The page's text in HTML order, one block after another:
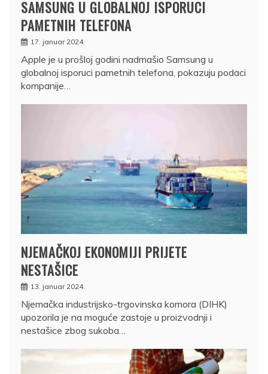
SAMSUNG U GLOBALNOJ ISPORUCI
PAMETNIH TELEFONA
17. januar 2024.
Apple je u prošloj godini nadmašio Samsung u
globalnoj isporuci pametnih telefona, pokazuju podaci
kompanije…
NJEMAČKOJ EKONOMIJI PRIJETE
NESTAŠICE
13. januar 2024.
Njemačka industrijsko-trgovinska komora (DIHK)
upozorila je na moguće zastoje u proizvodnji i
nestašice zbog sukoba…